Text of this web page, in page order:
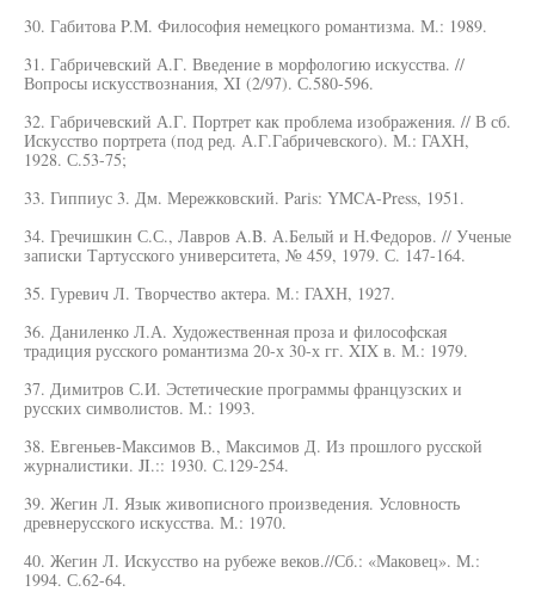
30. Габитова P.M. Философия немецкого романтизма. М.: 1989.
31. Габричевский А.Г. Введение в морфологию искусства. //
Вопросы искусствознания, XI (2/97). С.580-596.
32. Габричевский А.Г. Портрет как проблема изображения. // В сб.
Искусство портрета (под ред. А.Г.Габричевского). М.: ГАХН,
1928. С.53-75;
33. Гиппиус 3. Дм. Мережковский. Paris: YMCA-Press, 1951.
34. Гречишкин С.С., Лавров A.B. А.Белый и Н.Федоров. // Ученые
записки Тартусского университета, № 459, 1979. С. 147-164.
35. Гуревич Л. Творчество актера. М.: ГАХН, 1927.
36. Даниленко Л.А. Художественная проза и философская
традиция русского романтизма 20-х 30-х гг. XIX в. М.: 1979.
37. Димитров С.И. Эстетические программы французских и
русских символистов. М.: 1993.
38. Евгеньев-Максимов В., Максимов Д. Из прошлого русской
журналистики. JI.:: 1930. С.129-254.
39. Жегин Л. Язык живописного произведения. Условность
древнерусского искусства. М.: 1970.
40. Жегин Л. Искусство на рубеже веков.//Сб.: «Маковец». М.:
1994. С.62-64.